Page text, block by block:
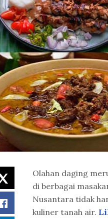
Twitter
Facebook
Olahan daging
di berbagai
Nusantara tidak
kuliner tanah air.